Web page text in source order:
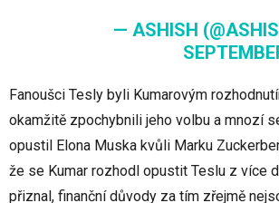
— ASHISH
Fanoušci Tesly byli Kumarovým
okamžitě zpochybnili jeho volbu a mnozí
opustil Elona Muska kvůli Marku
že se Kumar rozhodl opustit Teslu z více
přiznal, finanční důvody za tím zřejmě